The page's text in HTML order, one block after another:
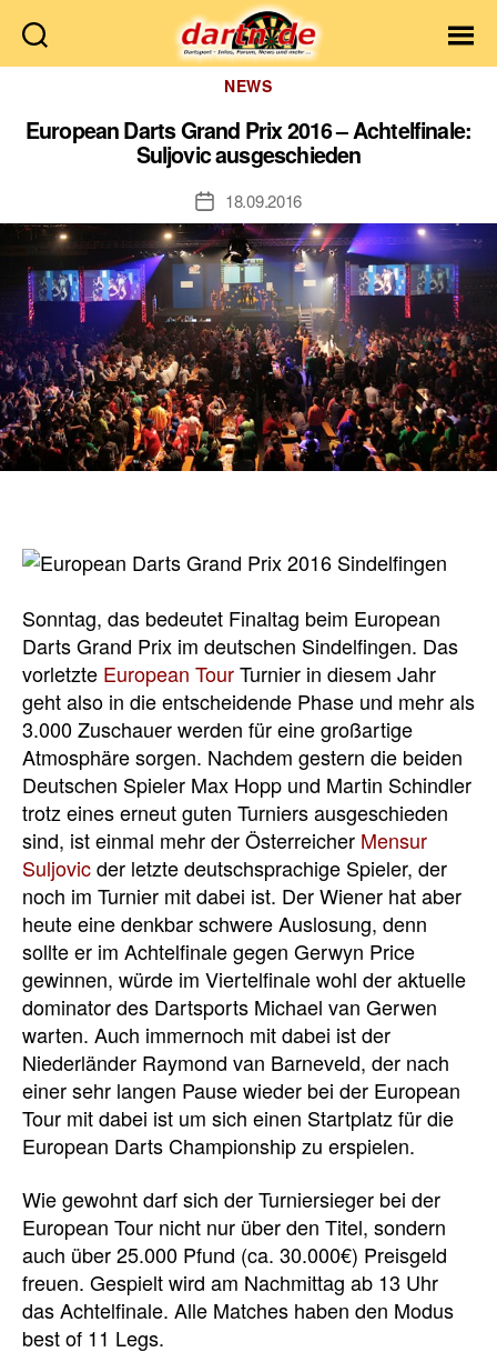
Dartn.de
Kategorien
NEWS
European Darts Grand Prix 2016 – Achtelfinale:
Suljovic ausgeschieden
Veröffentlichungsdatum
18.09.2016
Sonntag, das bedeutet Finaltag beim European
Darts Grand Prix im deutschen Sindelfingen. Das
vorletzte European TourTurnier in diesem Jahr
geht also in die entscheidende Phase und mehr als
3.000 Zuschauer werden für eine großartige
Atmosphäre sorgen. Nachdem gestern die beiden
Deutschen Spieler Max Hopp und Martin Schindler
trotz eines erneut guten Turniers ausgeschieden
sind, ist einmal mehr der Österreicher Mensur
Suljovicder letzte deutschsprachige Spieler, der
noch im Turnier mit dabei ist. Der Wiener hat aber
heute eine denkbar schwere Auslosung, denn
sollte er im Achtelfinale gegen Gerwyn Price
gewinnen, würde im Viertelfinale wohl der aktuelle
dominator des Dartsports Michael van Gerwen
warten. Auch immernoch mit dabei ist der
Niederländer Raymond van Barneveld, der nach
einer sehr langen Pause wieder bei der European
Tour mit dabei ist um sich einen Startplatz für die
European Darts Championship zu erspielen.
Wie gewohnt darf sich der Turniersieger bei der
European Tour nicht nur über den Titel, sondern
auch über 25.000 Pfund (ca. 30.000€) Preisgeld
freuen. Gespielt wird am Nachmittag ab 13 Uhr
das Achtelfinale. Alle Matches haben den Modus
best of 11 Legs.